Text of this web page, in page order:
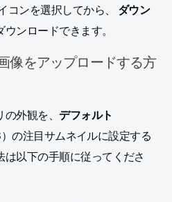
コンを選択してから、 ダウン
ンロードできます。
像をアップロードする方
外観を、 デフォルト
の注目サムネイルに設定する
以下の手順に従ってくださ